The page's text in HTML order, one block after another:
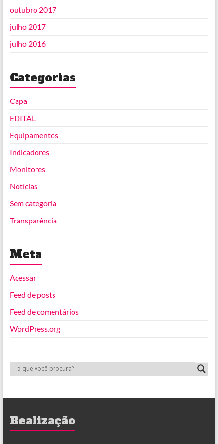
outubro 2017
julho 2017
julho 2016
Categorias
Capa
EDITAL
Equipamentos
Indicadores
Monitores
Notícias
Sem categoria
Transparência
Meta
Acessar
Feed de posts
Feed de comentários
WordPress.org
Realização